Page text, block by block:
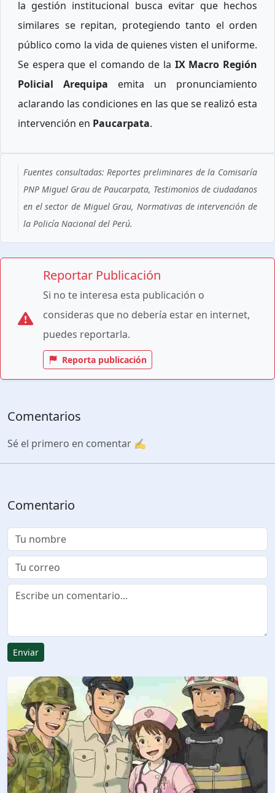
la gestión institucional busca evitar que hechos
similares se repitan, protegiendo tanto el orden
público como la vida de quienes visten el uniforme.
Se espera que el comando de la IX Macro Región
Policial Arequipa emita un pronunciamiento
aclarando las condiciones en las que se realizó esta
intervención en Paucarpata.
Fuentes consultadas: Reportes preliminares de la Comisaría
PNP Miguel Grau de Paucarpata, Testimonios de ciudadanos
en el sector de Miguel Grau, Normativas de intervención de
la Policía Nacional del Perú.
Reportar Publicación
Si no te interesa esta publicación o
consideras que no debería estar en internet,
puedes reportarla.
Reporta publicación
Comentarios
Sé el primero en comentar ✍️
Comentario
Enviar